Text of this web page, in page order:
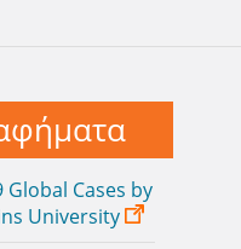
Global Cases by
University